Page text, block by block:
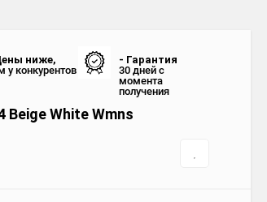
ниже,
у конкурентов
- Гарантия
30 дней с
момента
получения
Beige White Wmns